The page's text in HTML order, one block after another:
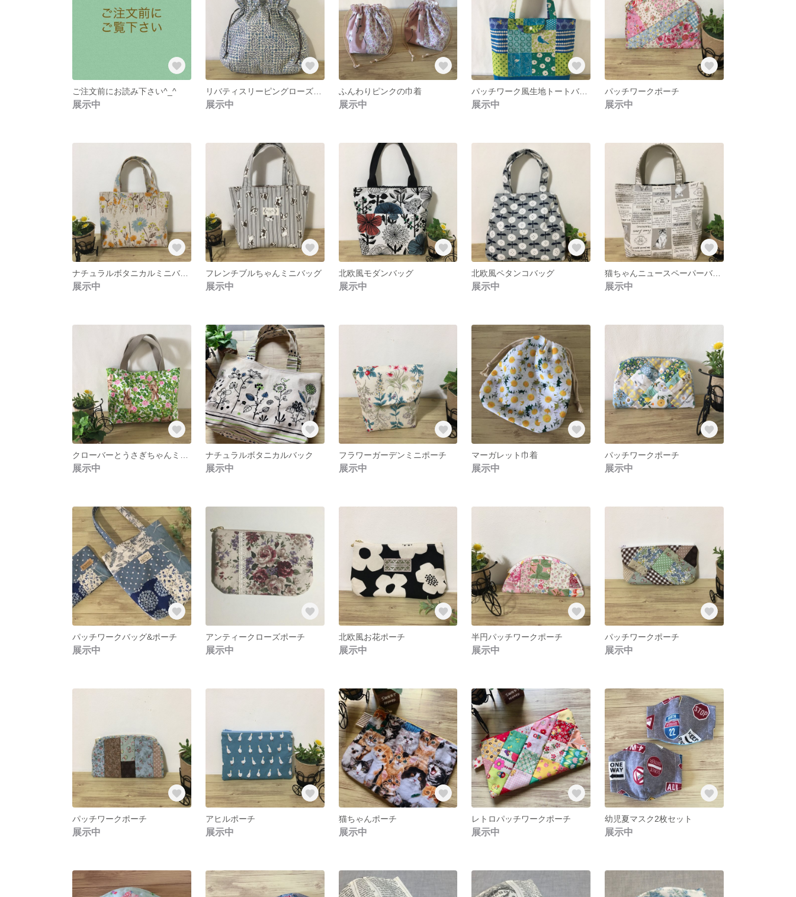
ご注文前にお読み下さい^_^
展示中
リバティスリーピングローズ 巾着バッグ
展示中
ふんわりピンクの巾着
展示中
パッチワーク風生地トートバッグ
展示中
パッチワークポーチ
展示中
ナチュラルボタニカルミニバッグ
展示中
フレンチブルちゃんミニバッグ
展示中
北欧風モダンバッグ
展示中
北欧風ペタンコバッグ
展示中
猫ちゃんニュースペーパーバッグ
展示中
展示中
ナチュラルボタニカルバック
展示中
フラワーガーデンミニポーチ
展示中
マーガレット巾着
展示中
パッチワークポーチ
展示中
パッチワークバッグ&ポーチ
展示中
アンティークローズポーチ
展示中
北欧風お花ポーチ
展示中
半円パッチワークポーチ
展示中
パッチワークポーチ
展示中
パッチワークポーチ
展示中
アヒルポーチ
展示中
猫ちゃんポーチ
展示中
レトロパッチワークポーチ
展示中
幼児夏マスク2枚セット
展示中